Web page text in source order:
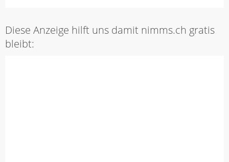
Diese Anzeige hilft uns damit nimms.ch gratis
bleibt: